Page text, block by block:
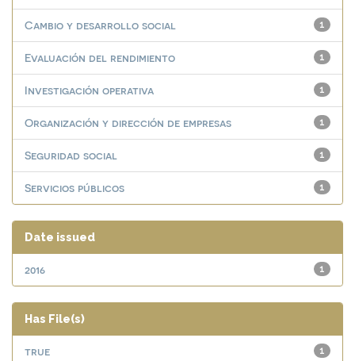
1
Cambio y desarrollo social
1
Evaluación del rendimiento
1
Investigación operativa
1
Organización y dirección de empresas
1
Seguridad social
1
Servicios públicos
Date issued
1
2016
Has File(s)
1
true